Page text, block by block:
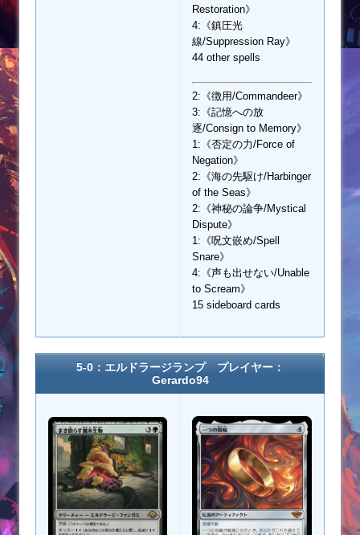
Restoration》
4:《鎮圧光
線/Suppression Ray》
44 other spells
2:《徴用/Commandeer》
3:《記憶への放
逐/Consign to Memory》
1:《否定の力/Force of
Negation》
2:《海の先駆け/Harbinger
of the Seas》
2:《神秘の論争/Mystical
Dispute》
1:《呪文嵌め/Spell
Snare》
4:《声も出せない/Unable
to Scream》
15 sideboard cards
5-0：エルドラージランプ プレイヤー：
Gerardo94